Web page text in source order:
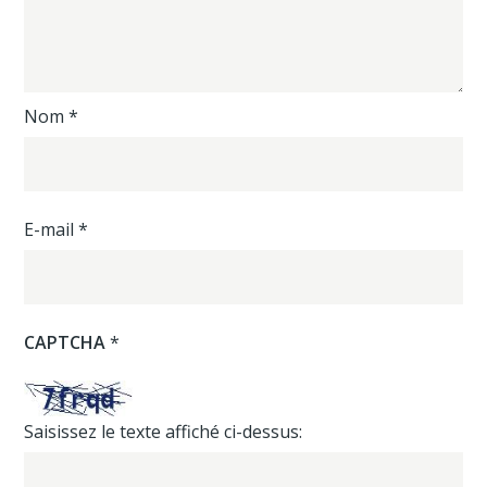
Nom*
E-mail*
CAPTCHA*
Saisissez le texte affiché ci-dessus: